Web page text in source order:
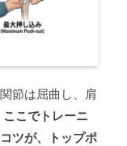
節は屈曲し、肩
ここでトレーニ
ツが、トップポ